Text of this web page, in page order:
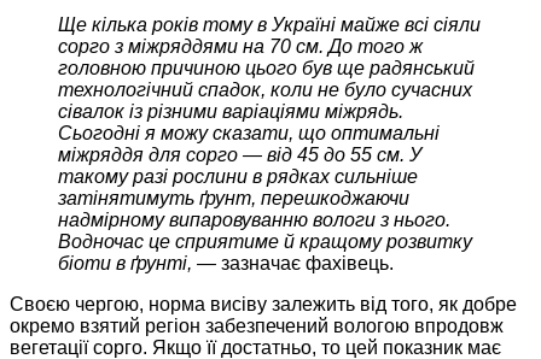
Ще кілька років тому в Україні майже всі сіяли
сорго з міжряддями на 70 см. До того ж
головною причиною цього був ще радянський
технологічний спадок, коли не було сучасних
сівалок із різними варіаціями міжрядь.
Сьогодні я можу сказати, що оптимальні
міжряддя для сорго — від 45 до 55 см. У
такому разі рослини в рядках сильніше
затінятимуть ґрунт, перешкоджаючи
надмірному випаровуванню вологи з нього.
Водночас це сприятиме й кращому розвитку
біоти в ґрунті, — зазначає фахівець.
Своєю чергою, норма висіву залежить від того, як добре
окремо взятий регіон забезпечений вологою впродовж
вегетації сорго. Якщо її достатньо, то цей показник має